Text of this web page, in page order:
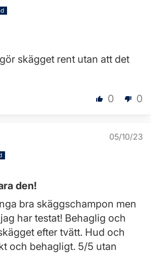
skägget rent utan att det
0 0
05/10/23
den!
bra skäggschampon men
har testat! Behaglig och
efter tvätt. Hud och
och behagligt. 5/5 utan